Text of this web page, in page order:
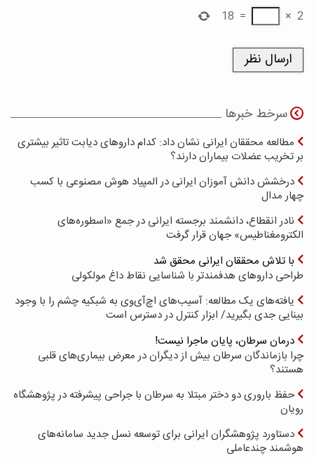
2
×
=
18
سرخط خبرها
مطالعه محققان ایرانی نشان داد: کدام داروهای دیابت تاثیر بیشتری
بر تخریب عضلات بیماران دارند؟
درخشش دانش آموزان ایرانی در المپیاد هوش مصنوعی با کسب
چهار مدال
نادر انقطاع، دانشمند برجسته ایرانی در جمع «اسطوره‌های
الکترومغناطیس» جهان قرار گرفت
با تلاش محققان ایرانی محقق شد
طراحی داروهای هدفمندتر با شناسایی نقاط داغ مولکولی
یافته‌های یک مطالعه: آسیب‌های اچ‌آی‌وی به شبکیه چشم را با وجود
بینایی جدی بگیرید/ ابزار کنترل در دسترس است
درمان سرطان، پایان ماجرا نیست!
چرا بازماندگان سرطان بیش از دیگران در معرض بیماری‌های قلبی
هستند؟
حفظ باروری دو دختر مبتلا به سرطان با جراحی پیشرفته در پژوهشگاه
رویان
دستاورد پژوهشگران ایرانی برای توسعه نسل جدید سامانه‌های
هوشمند چندعاملی